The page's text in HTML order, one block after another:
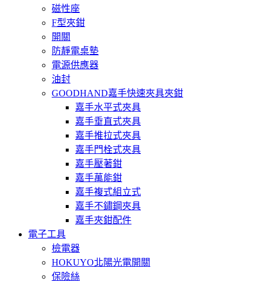
磁性座
F型夾鉗
開關
防靜電桌墊
電源供應器
油封
GOODHAND嘉手快速夾具夾鉗
嘉手水平式夾具
嘉手垂直式夾具
嘉手推拉式夾具
嘉手門栓式夾具
嘉手壓著鉗
嘉手萬能鉗
嘉手複式組立式
嘉手不鏽鋼夾具
嘉手夾鉗配件
電子工具
檢電器
HOKUYO北陽光電開關
保險絲